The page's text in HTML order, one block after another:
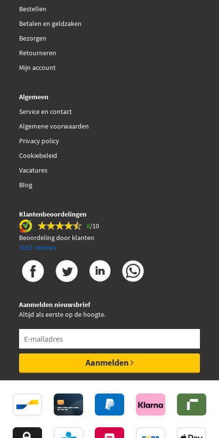
Bestellen
Betalen en geldzaken
Bezorgen
Retourneren
Mijn account
Algemeen
Service en contact
Algemene voorwaarden
Privacy policy
Cookiebeleid
Vacatures
Blog
Klantenbeoordelingen
8/10
Beoordeling door klanten
1053 reviews
Aanmelden nieuwsbrief
Altijd als eerste op de hoogte.
Aanmelden